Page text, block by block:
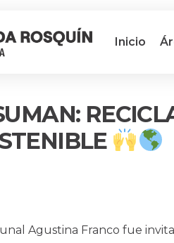
Inicio
Agustina Franco fue